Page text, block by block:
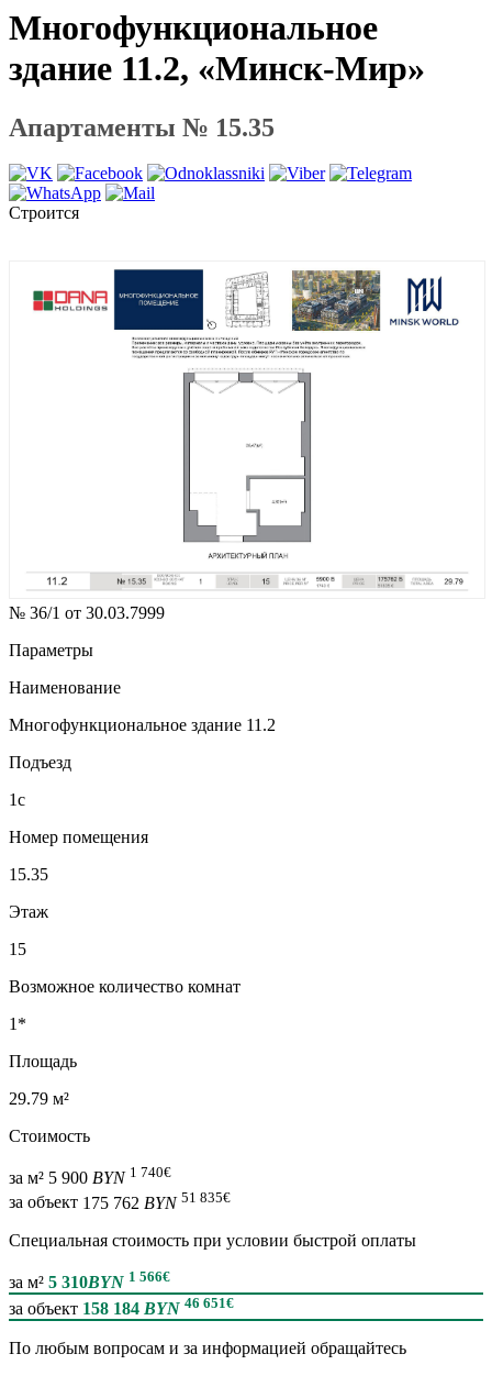
Многофункциональное
здание 11.2, «Минск-Мир»
Апартаменты № 15.35
Строится
№ 36/1 от 30.03.7999
Параметры
Наименование
Многофункциональное здание 11.2
Подъезд
1с
Номер помещения
15.35
Этаж
15
Возможное количество комнат
1*
Площадь
29.79 м²
Стоимость
за м² 5 900 BYN 1 740€
за объект 175 762 BYN 51 835€
Специальная cтоимость при условии быстрой оплаты
за м² 5 310BYN 1 566€
за объект 158 184 BYN 46 651€
По любым вопросам и за информацией обращайтесь